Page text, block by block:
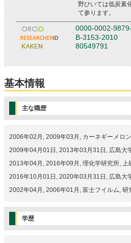
野ひいては低炭素
て参ります。
0000-0002-
B-3153-2010
80549791
基本情報
主な職歴
2006年02月, 2009年03月, カーネギーメロ
2009年04月01日, 2013年03月31日, 広島大
2013年04月, 2016年09月, 理化学研究所, 上
2016年10月01日, 2020年03月31日, 広島大
2002年04月, 2006年01月, 富士フイルム, 研
学歴